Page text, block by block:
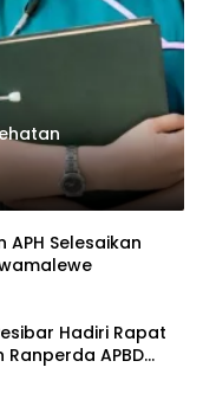
APH Selesaikan
Hadiri Rapat
APBD